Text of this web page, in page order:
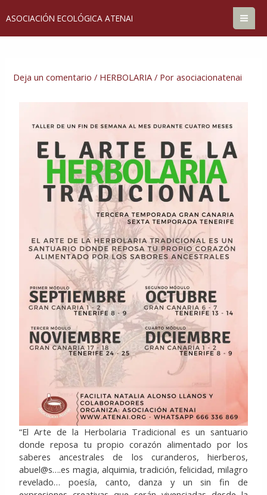
ASOCIACIÓN ECOLÓGICA ATENAI
Deja un comentario / HERBOLARIA / Porasociacionatenai
“El Arte de la Herbolaria Tradicional es un santuario
donde reposa tu propio corazón alimentado por los
saberes ancestrales de los curanderos, hierberos,
abuel@s….es magia, alquimia, tradición, felicidad, milagro
revelado… poesía, canto, danza y un sin fin de
entradas